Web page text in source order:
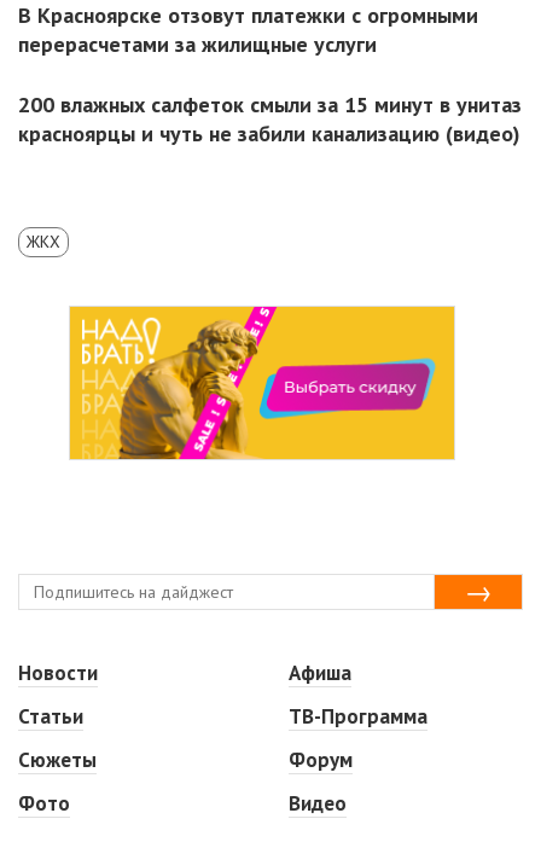
В Красноярске отзовут платежки с огромными
перерасчетами за жилищные услуги
200 влажных салфеток смыли за 15 минут в унитаз
красноярцы и чуть не забили канализацию (видео)
ЖКХ
Новости
Статьи
Сюжеты
Фото
Афиша
ТВ-Программа
Форум
Видео